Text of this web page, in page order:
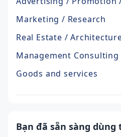
Marketing / Research
Real Estate /
Management Consulting
Goods and services
Bạn đã sẵn sàng dùng